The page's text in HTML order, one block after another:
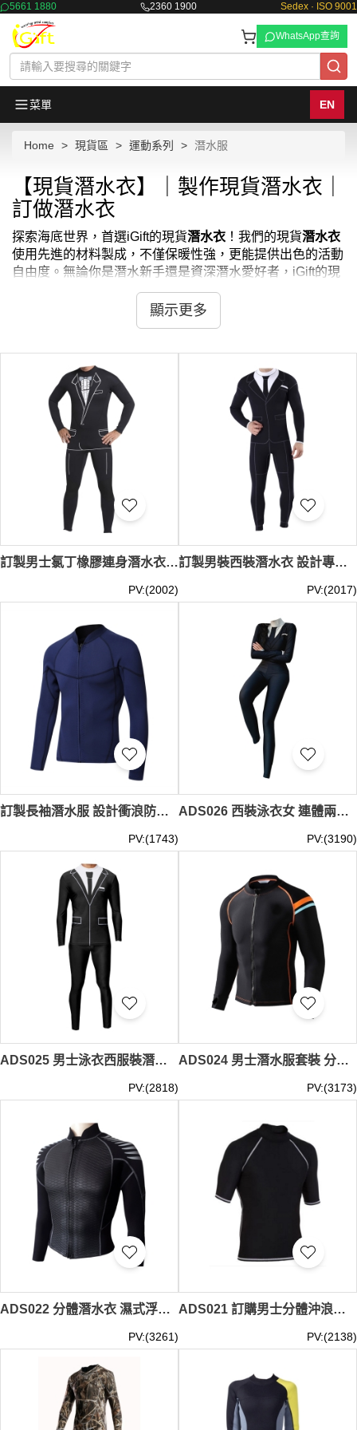
5661 1880 2360 1900 Sedex · ISO 9001
WhatsApp查詢
菜單 EN
Home 現貨區 運動系列 潛水服
【現貨潛水衣】｜製作現貨潛水衣｜
訂做潛水衣
探索海底世界，首選iGift的現貨潛水衣 ！我們的現貨潛水衣
使用先進的材料製成，不僅保暖性強，更能提供出色的活動
自由度。無論你是潛水新手還是資深潛水愛好者，iGift的現
都能讓你在水下世界中自如遨遊，享受每一次潛水
的完美體驗。我們同時提供潛水保暖衣
iGift的現貨潛水衣，專為愛好海洋運動的你設計。我們的現
擁有多種尺寸和顏色選擇，適合各種身形的潛水
者。我們是潛水衣專賣店 潛水衣女 款、 潛水泳衣
及全套 潛水裝。無論您需要 ，還是 3mm潛水衣
能在iGift找到。穿上iGift的現貨
，不僅能提升你的潛
水表現，還能保護你免受海洋中潛在的寒冷和傷害。選擇
iGift，讓你的潛水之旅更加安全與舒適。
潛水衣
最少訂購量
-MOQ: 1件起 ； 價格：HKD300 / 起, 視乎數量而定。貨期
約需3-7天
顯示更多
訂製男士氯丁橡膠連身潛水衣 設計衝浪服西裝防水母加厚保暖游泳衣 西裝潛水服 時尚 曲線裁剪 冬季潛水服 80%潛水面料 20%尼龍 SKADS029
PV:(2002)
訂製男裝西裝潛水衣 設計專業連身防寒保暖西服 時尚冬泳衣 西裝潛水服 SKADS028
PV:(2017)
訂製長袖潛水服 設計衝浪防寒潛水服 貼身緊身 摩托艇潛水服中心 SKADS027
PV:(1743)
ADS026 西裝泳衣女 連體兩件套 修身顯瘦 沙灘度假潛水服
PV:(3190)
ADS025 男士泳衣西服裝潛水服 套裝速乾 時尚浮潛 游泳裝備 大碼泳裝
PV:(2818)
ADS024 男士潛水服套裝 分體速乾加大碼浮潛服 防曬沖浪服 水母衣
PV:(3173)
ADS022 分體潛水衣 濕式浮潛 防曬潛水服 冬泳裝備潛水衣
PV:(3261)
ADS021 訂購男士分體沖浪服 防曬遊泳套裝 專業緊身防曬服浮潛水 衝浪服製造商
PV:(2138)